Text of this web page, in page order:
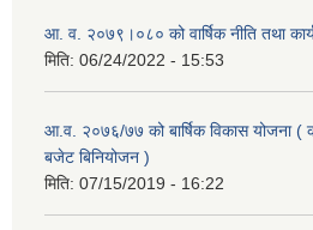
आ. व. २०७९।०८० को वार्षिक नीति तथा
मिति: 06/24/2022 - 15:53
आ.व. २०७६/७७ को बार्षिक विकास योजना (
बजेट बिनियोजन )
मिति: 07/15/2019 - 16:22